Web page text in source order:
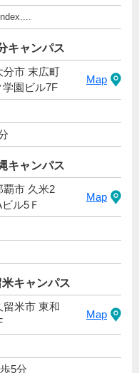
キャンパス
分市 末広町
学園ビル7F
Map
キャンパス
覇市 久米2
ル5Ｆ
Map
キャンパス
留米市 東和
Map
5分